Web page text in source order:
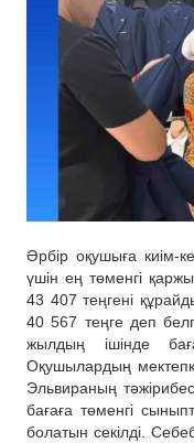
Әрбір оқушыға киім-
үшін ең төменгі
43 407 теңгені
40 567 теңге деп
жылдың ішінде
Оқушылардың
Эльвираның
бағаға төменгі
болатын секілді.